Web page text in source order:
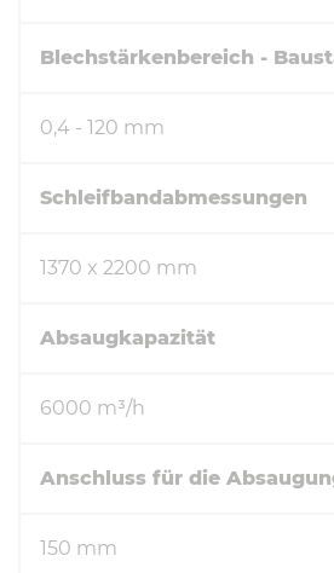
Blechstärkenbereich -
0,4 - 120 mm
Schleifbandabmessungen
1370 x 2200 mm
Absaugkapazität
6000 m³/h
Anschluss für die
150 mm